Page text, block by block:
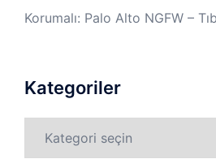
Korumalı: Palo Alto NGFW –
Kategoriler